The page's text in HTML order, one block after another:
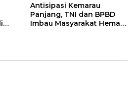
Antisipasi Kemarau
Panjang, TNI dan BPBD
Imbau Masyarakat Hemat